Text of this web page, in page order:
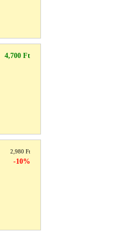
4,700 Ft
2,980 Ft
-10%